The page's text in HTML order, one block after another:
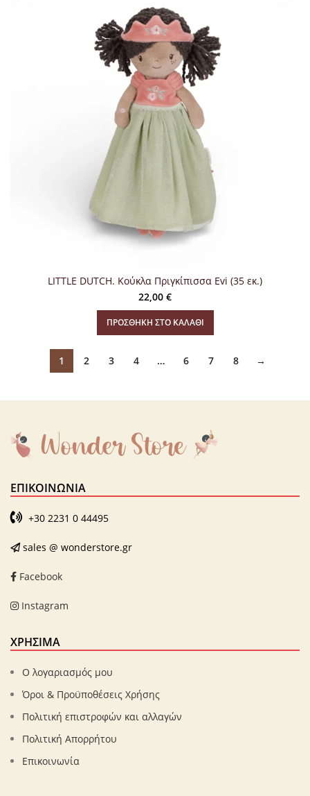
LITTLE DUTCH. Κούκλα Πριγκίπισσα Evi (35 εκ.)
22,00 €
ΠΡΟΣΘΉΚΗ ΣΤΟ ΚΑΛΆΘΙ
1 2 3 4 … 6 7 8 →
ΕΠΙΚΟΙΝΩΝΊΑ
+30 2231 0 44495
sales @ wonderstore.gr
Facebook
Instagram
ΧΡΗΣΙΜΑ
Ο λογαριασμός μου
Όροι & Προϋποθέσεις Χρήσης
Πολιτική επιστροφών και αλλαγών
Πολιτική Απορρήτου
Επικοινωνία